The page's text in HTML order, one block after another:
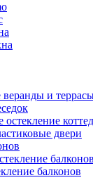
веранды и
двери
балконов
балконов